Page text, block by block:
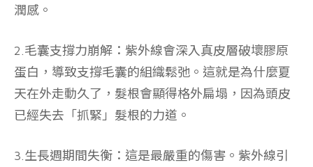
潤感。
2.毛囊支撐力崩解： 紫外線會深入真皮層破壞膠原
蛋白，導致支撐毛囊的組織鬆弛。這就是為什麼夏
天在外走動久了，髮根會顯得格外扁塌，因為頭皮
已經失去「抓緊」髮根的力道。
3.生長週期間失衡： 這是最嚴重的傷害。紫外線引